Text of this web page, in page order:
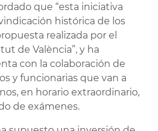
que “esta iniciativa
histórica de los
realizada por el
de València”, y ha
con la colaboración de
y funcionarias que van a
en horario extraordinario,
de exámenes.